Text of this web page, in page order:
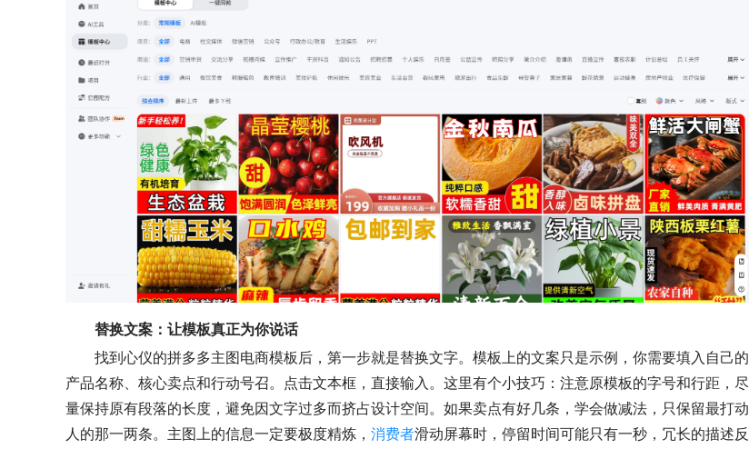
替换文案：让模板真正为你说话
找到心仪的拼多多主图电商模板后，第一步就是替换文字。模板上的文案只是示例，你需要填入自己的
产品名称、核心卖点和行动号召。点击文本框，直接输入。这里有个小技巧：注意原模板的字号和行距，尽
量保持原有段落的长度，避免因文字过多而挤占设计空间。如果卖点有好几条，学会做减法，只保留最打动
人的那一两条。主图上的信息一定要极度精炼， 消费者滑动屏幕时，停留时间可能只有一秒，冗长的描述反